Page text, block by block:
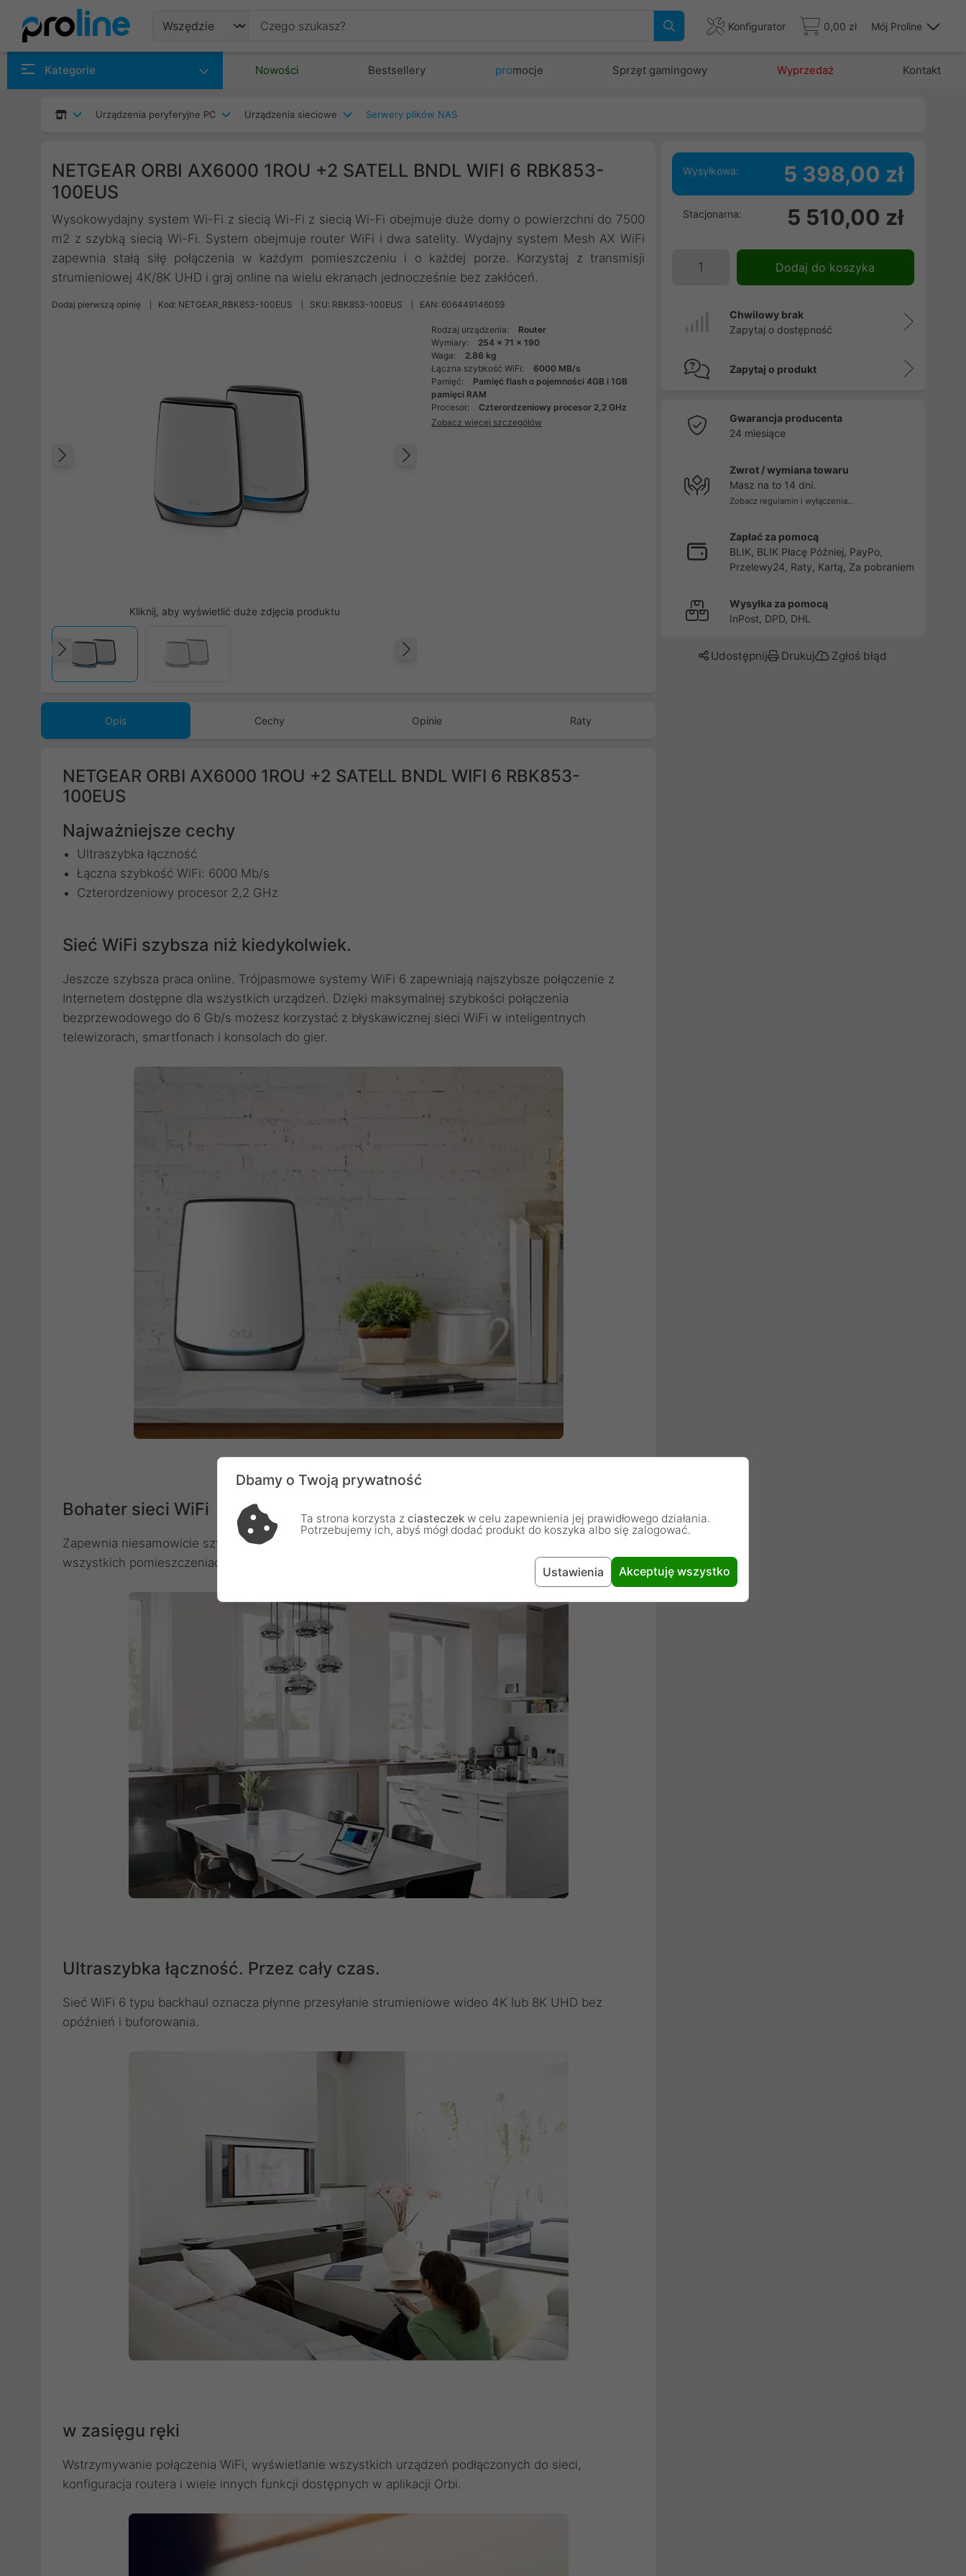
Konfigurator 0,00 zł Mój Proline
Kategorie Nowości Bestsellery promocje Sprzęt gamingowy Wyprzedaż Kontakt
Urządzenia peryferyjne PC Urządzenia sieciowe Serwery plików NAS
NETGEAR ORBI AX6000 1ROU +2 SATELL BNDL WIFI 6 RBK853-
100EUS
Wysokowydajny system Wi-Fi z siecią Wi-Fi z siecią Wi-Fi obejmuje duże domy o powierzchni do 7500
m2 z szybką siecią Wi-Fi. System obejmuje router WiFi i dwa satelity. Wydajny system Mesh AX WiFi
zapewnia stałą siłę połączenia w każdym pomieszczeniu i o każdej porze. Korzystaj z transmisji
strumieniowej 4K/8K UHD i graj online na wielu ekranach jednocześnie bez zakłóceń.
Dodaj pierwszą opinię Kod: NETGEAR_RBK853-100EUS SKU: RBK853-100EUS EAN: 606449146059
Poprzedni
Kliknij, aby wyświetlić duże zdjęcia produktu
Poprzedni
Rodzaj urządzenia:
Router
Wymiary:
254 x 71 x 190
Waga:
2.86 kg
Łączna szybkość WiFi:
6000 MB/s
Pamięć:
Pamięć flash o pojemności 4GB i 1GB
pamięci RAM
Procesor:
Czterordzeniowy procesor 2,2 GHz
Zobacz więcej szczegółów
Opis Cechy Opinie Raty
NETGEAR ORBI AX6000 1ROU +2 SATELL BNDL WIFI 6 RBK853-
100EUS
Najważniejsze cechy
Ultraszybka łączność
Łączna szybkość WiFi: 6000 Mb/s
Czterordzeniowy procesor 2,2 GHz
Sieć WiFi szybsza niż kiedykolwiek.
Jeszcze szybsza praca online. Trójpasmowe systemy WiFi 6 zapewniają najszybsze połączenie z
Internetem dostępne dla wszystkich urządzeń. Dzięki maksymalnej szybkości połączenia
bezprzewodowego do 6 Gb/s możesz korzystać z błyskawicznej sieci WiFi w inteligentnych
telewizorach, smartfonach i konsolach do gier.
Bohater sieci WiFi
Zapewnia niesamowicie szybkie połączenie i niezawodny zasięg dla każdego urządzenia we
wszystkich pomieszczeniach.
Ultraszybka łączność. Przez cały czas.
Sieć WiFi 6 typu backhaul oznacza płynne przesyłanie strumieniowe wideo 4K lub 8K UHD bez
opóźnień i buforowania.
w zasięgu ręki
Wstrzymywanie połączenia WiFi, wyświetlanie wszystkich urządzeń podłączonych do sieci,
konfiguracja routera i wiele innych funkcji dostępnych w aplikacji Orbi.
Wysyłkowa: 5 398,00 zł
Stacjonarna: 5 510,00 zł
Dodaj do koszyka
Chwilowy brak
Zapytaj o dostępność
Zapytaj o produkt
Gwarancja producenta
24 miesiące
Zwrot / wymiana towaru
Masz na to 14 dni.
Zobacz regulamin i wyłączenia...
Zapłać za pomocą
BLIK, BLIK Płacę Później, PayPo,
Przelewy24, Raty, Kartą, Za pobraniem
Wysyłka za pomocą
InPost, DPD, DHL
Udostępnij Drukuj Zgłoś błąd
Dbamy o Twoją prywatność
Ta strona korzysta z ciasteczek w celu zapewnienia jej prawidłowego działania.
Potrzebujemy ich, abyś mógł dodać produkt do koszyka albo się zalogować.
Ustawienia Akceptuję wszystko